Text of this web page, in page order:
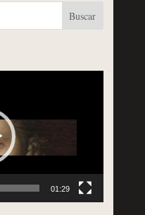
01:29